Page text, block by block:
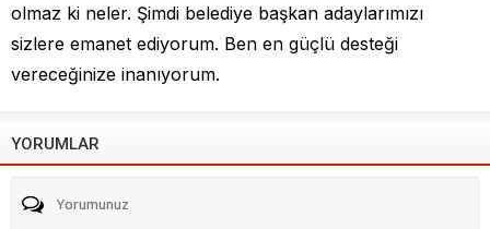
olmaz ki neler. Şimdi belediye başkan adaylarımızı
sizlere emanet ediyorum. Ben en güçlü desteği
vereceğinize inanıyorum.
YORUMLAR